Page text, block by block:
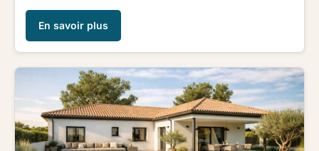
En savoir plus